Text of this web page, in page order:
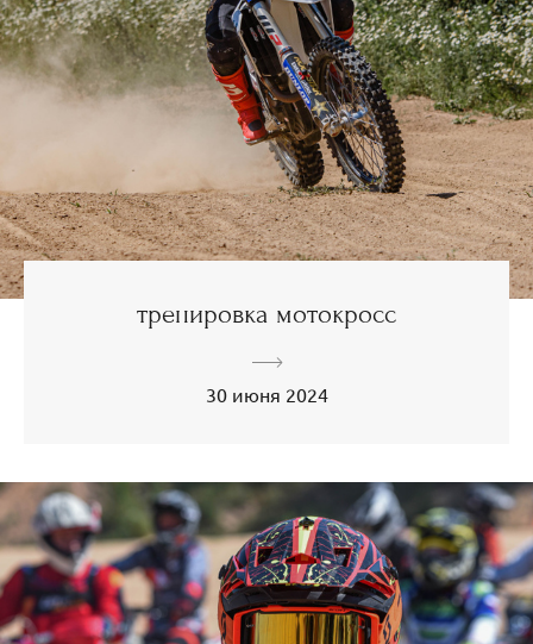
тренировка мотокросс
30 июня 2024